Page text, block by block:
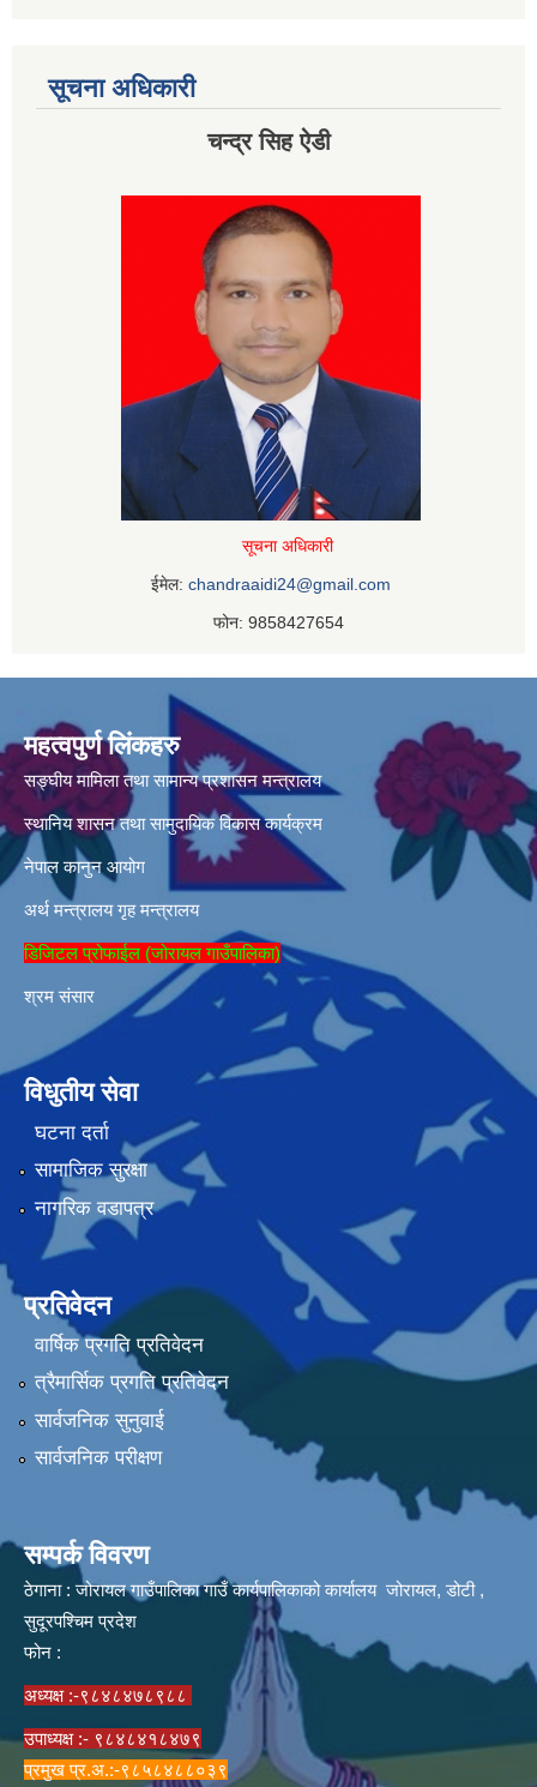
सूचना अधिकारी
चन्द्र सिह ऐडी
सूचना अधिकारी
ईमेल: chandraaidi24@gmail.com
फोन: 9858427654
महत्वपुर्ण लिंकहरु
सङ्घीय मामिला तथा सामान्य प्रशासन मन्त्रालय
स्थानिय शासन तथा सामुदायिक विकास कार्यक्रम
नेपाल कानुन आयोग
अर्थ मन्त्रालय गृह मन्त्रालय
डिजिटल प्रोफाईल (जोरायल गाउँपालिका)
श्रम संसार
विधुतीय सेवा
घटना दर्ता
सामाजिक सुरक्षा
नागरिक वडापत्र
प्रतिवेदन
वार्षिक प्रगति प्रतिवेदन
त्रैमार्सिक प्रगति प्रतिवेदन
सार्वजनिक सुनुवाई
सार्वजनिक परीक्षण
सम्पर्क विवरण
ठेगाना : जोरायल गाउँपालिका गाउँ कार्यपालिकाको कार्यालय जोरायल, डोटी ,
सुदूरपश्चिम प्रदेश
फोन :
अध्यक्ष :-९८४८४७८९८८
उपाध्यक्ष :- ९८४८४१८४७९
प्रमुख प्र.अ.:-९८५८४८८०३९